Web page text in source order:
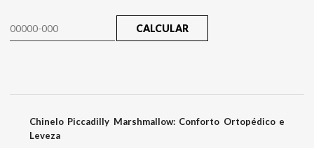
CALCULAR
Chinelo Piccadilly Marshmallow: Conforto Ortopédico e
Leveza